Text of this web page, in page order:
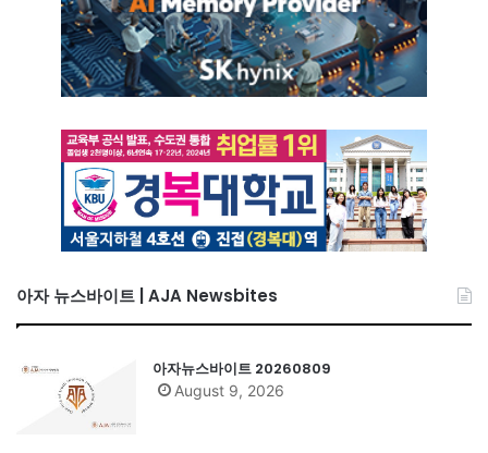
아자 뉴스바이트 | AJA Newsbites
아자뉴스바이트 20260809
August 9, 2026